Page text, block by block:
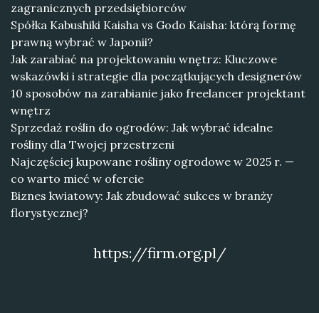
zagranicznych przedsiębiorców
Spółka Kabushiki Kaisha vs Godo Kaisha: którą formę
prawną wybrać w Japonii?
Jak zarabiać na projektowaniu wnętrz: Kluczowe
wskazówki i strategie dla początkujących designerów
10 sposobów na zarabianie jako freelancer projektant
wnętrz
Sprzedaż roślin do ogrodów: Jak wybrać idealne
rośliny dla Twojej przestrzeni
Najczęściej kupowane rośliny ogrodowe w 2025 r. —
co warto mieć w ofercie
Biznes kwiatowy: Jak zbudować sukces w branży
florystycznej?
https://firm.org.pl/